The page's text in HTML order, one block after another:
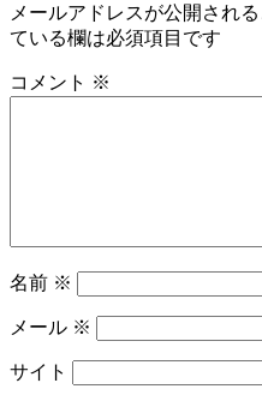
メールアドレスが公開され
ている欄は必須項目です
コメント ※
名前 ※
メール ※
サイト